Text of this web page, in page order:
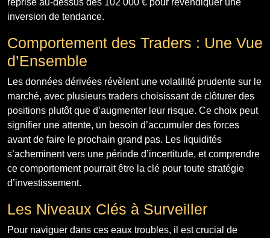
inversion de tendance.
Comportement des Traders : Une Vue
d’Ensemble
Les données dérivées révèlent une volatilité prudente sur le
marché, avec plusieurs traders choisissant de clôturer des
positions plutôt que d’augmenter leur risque. Ce choix peut
signifier une attente, un besoin d’accumuler des forces
avant de faire le prochain grand pas. Les liquidités
s’acheminent vers une période d’incertitude, et comprendre
ce comportement pourrait être la clé pour toute stratégie
d’investissement.
Les Niveaux Clés à Surveiller
Pour naviguer dans ces eaux troubles, il est crucial de